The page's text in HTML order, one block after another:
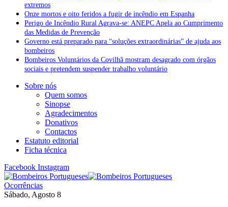
extremos
Onze mortos e oito feridos a fugir de incêndio em Espanha
Perigo de Incêndio Rural Agrava-se: ANEPC Apela ao Cumprimento
das Medidas de Prevenção
Governo está preparado para “soluções extraordinárias” de ajuda aos
bombeiros
Bombeiros Voluntários da Covilhã mostram desagrado com órgãos
sociais e pretendem suspender trabalho voluntário
Sobre nós
Quem somos
Sinopse
Agradecimentos
Donativos
Contactos
Estatuto editorial
Ficha técnica
Facebook Instagram
Ocorrências
Sábado, Agosto 8